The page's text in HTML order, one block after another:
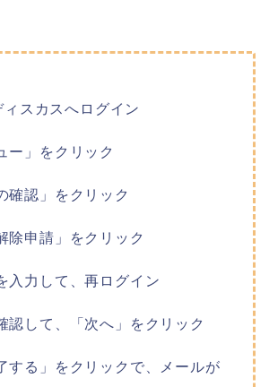
スカスへログイン
ー」をクリック
確認」をクリック
除申請」をクリック
入力して、再ログイン
認して、「次へ」をクリック
する」をクリックで、メールが